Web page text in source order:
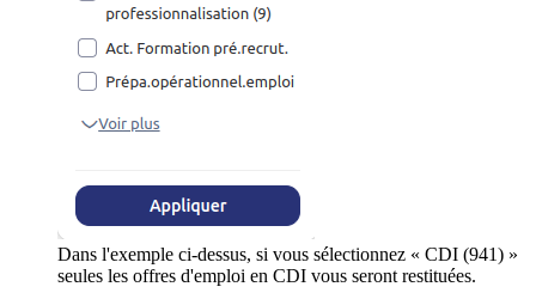
Dans l'exemple ci-dessus, si vous sélectionnez « CDI (941) »
seules les offres d'emploi en CDI vous seront restituées.